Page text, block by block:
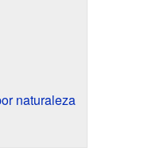
naturaleza